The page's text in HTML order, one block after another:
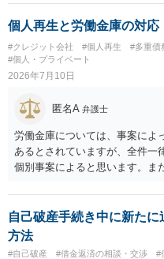
はそもそも事案を把握できてい
いては弁護士として能力不足な
良いと思います。ただ、仮想
かもしれません。
個人再生と労働金庫の対応
#クレジット会社 #個人再生 #多重債
#個人・プライベート
2026年7月10日
匿名A 弁護士
労働金庫については、事案によ
あるとされていますが、全件一
個別事案によると思います。ま
はありません。労働金庫には、
しをしておけば、問題にならな
います。個人再生の経験豊富な
す。
自己破産手続き中に新た
方法
#自己破産 #借金返済の相談・交渉 #